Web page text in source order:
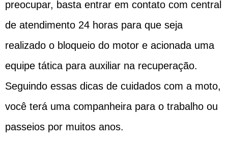
preocupar, basta entrar em contato com central
de atendimento 24 horas para que seja
realizado o bloqueio do motor e acionada uma
equipe tática para auxiliar na recuperação.
Seguindo essas dicas de cuidados com a moto,
você terá uma companheira para o trabalho ou
passeios por muitos anos.